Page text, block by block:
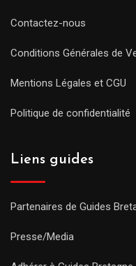
Contactez-nous
Conditions Générales de
Mentions Légales et CGU
Politique de confidentialité
Liens guides
Partenaires de Guides
Presse/Media